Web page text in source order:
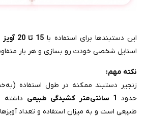
این دستبندها برای استفاده با 15 تا 20 آویز
استایل شخصی خودت رو بسازی و هر بار
نکته مهم:
زنجیر دستبند ممکنه در طول استفاده
حدود 1 سانتی‌متر کشیدگی طبیعی
داشته
طبیعی است و به میزان استفاده و تعداد